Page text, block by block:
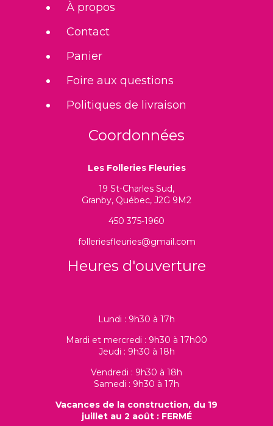
À propos
Contact
Panier
Foire aux questions
Politiques de livraison
Coordonnées
Les Folleries Fleuries
19 St-Charles Sud,
Granby, Québec, J2G 9M2
450 375-1960
folleriesfleuries@gmail.com
Heures d'ouverture
Lundi : 9h30 à 17h
Mardi et mercredi : 9h30 à 17h00
Jeudi : 9h30 à 18h
Vendredi : 9h30 à 18h
Samedi : 9h30 à 17h
Vacances de la construction, du 19
juillet au 2 août : FERMÉ